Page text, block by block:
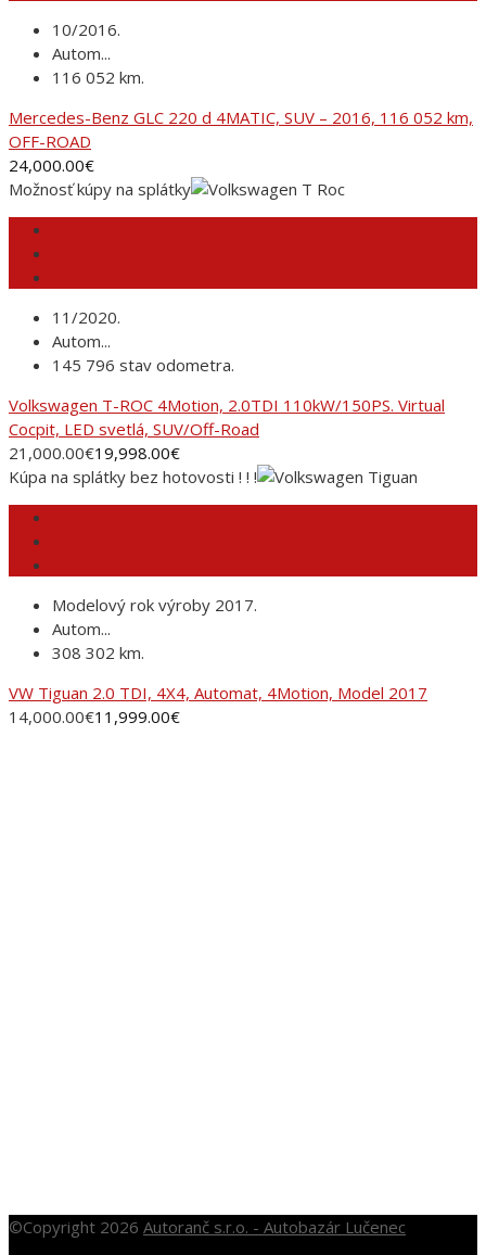
10/2016.
Autom...
116 052 km.
Mercedes-Benz GLC 220 d 4MATIC, SUV – 2016, 116 052 km,
OFF-ROAD
24,000.00€
Možnosť kúpy na splátky
11/2020.
Autom...
145 796 stav odometra.
Volkswagen T-ROC 4Motion, 2.0TDI 110kW/150PS. Virtual
Cocpit, LED svetlá, SUV/Off-Road
21,000.00€19,998.00€
Kúpa na splátky bez hotovosti ! ! !
Modelový rok výroby 2017.
Autom...
308 302 km.
VW Tiguan 2.0 TDI, 4X4, Automat, 4Motion, Model 2017
14,000.00€11,999.00€
©Copyright 2026 Autoranč s.r.o. - Autobazár Lučenec